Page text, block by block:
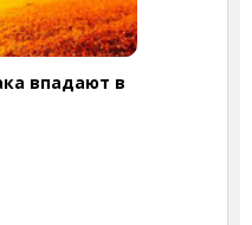
впадают в